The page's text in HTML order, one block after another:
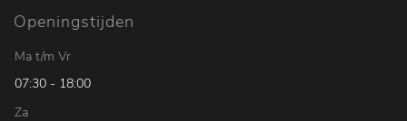
Openingstijden
Ma t/m Vr
07:30 - 18:00
Za